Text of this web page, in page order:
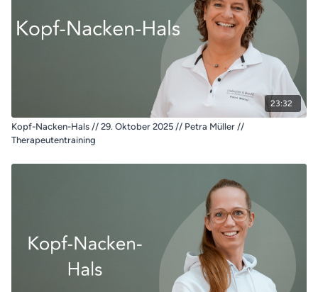
23:32
Kopf-Nacken-Hals // 29. Oktober 2025 // Petra Müller //
Therapeutentraining